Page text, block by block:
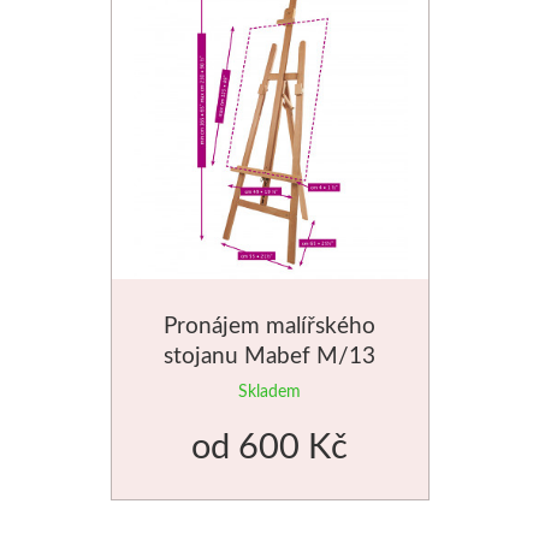
Akvarel
Tempery
Uni Posca
Jednotlivě
Winsor & Newton
Pronájem malířského
stojanu Mabef M/13
Skladem
od 600 Kč